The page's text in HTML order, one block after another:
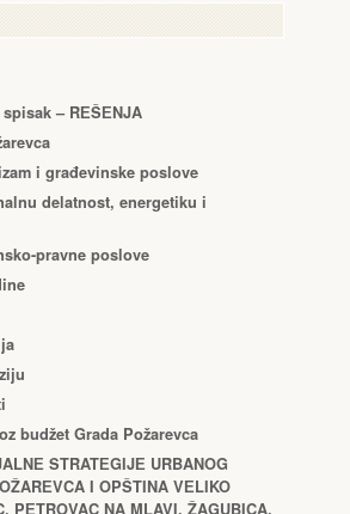
– RЕŠЕNJA
i građevinske poslove
delatnost, energetiku i
pravne poslove
budžet Grada Požarevca
STRATЕGIJЕ URBANOG
I OPŠTINA VЕLIKO
PЕTROVAC NA MLAVI, ŽAGUBICA,